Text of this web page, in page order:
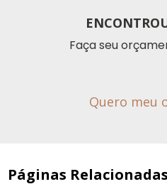
Faça seu
Quero meu
Páginas Relacionadas